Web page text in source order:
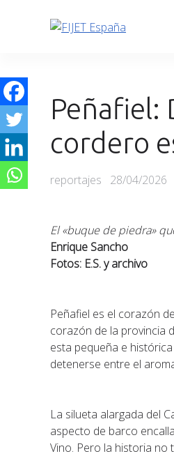
Peñafiel:
cordero
Categories
reportajes
Posted
28/04/2026
El «buque de piedra»
Enrique Sancho
Fotos: E.S. y archivo
Peñafiel es el corazón
corazón de la provincia
esta pequeña e
detenerse entre el
La silueta alargada del
aspecto de barco
Vino. Pero la historia no